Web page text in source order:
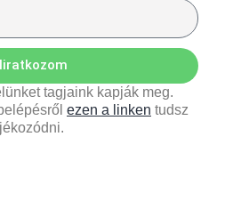
tagjaink kapják meg.
ezen a linken tudsz